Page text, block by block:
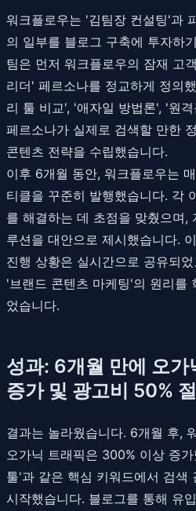
워크플로우는 '김팀장 컨설팅'과
의 일부를 블로그 구축에 투자하
팀은 먼저 워크플로우의 잠재 고
리더' 페르소나를 정교하게 정의
리 툴 비교', '애자일 방법론', '원
페르소나가 실제로 검색할 만한
콘텐츠 전략을 수립했습니다.
이후 6개월 동안, 워크플로우는
티클을 꾸준히 발행했습니다. 각
를 해결하는 데 초점을 맞췄으며,
루션을 대안으로 제시했습니다.
진행 상황은 실시간으로 공유되
'브랜드 콘텐츠 마케팅'의 원리를
었습니다.
성과: 6개월 만에 오
증가 및 광고비 50%
결과는 놀라웠습니다. 6개월 후,
오가닉 트래픽은 300% 이상 증
툴'과 같은 핵심 키워드에서 검색
시작했습니다. 블로그를 통해 유